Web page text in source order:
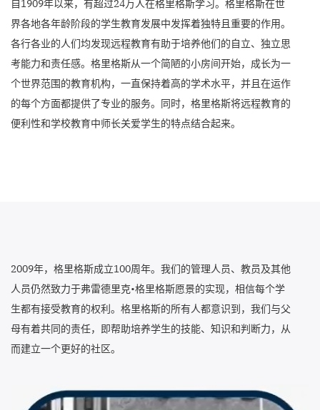
自1909年以来，有超过24万人在格里格斯学习。格里格斯在世
界各地各年龄阶段的学生教育发展中发挥着独特且重要的作用。
各行各业的人们均发现远程教育有助于培养他们的自立、独立思
考能力和责任感。格里格斯从一个简陋的小房间开始，成长为一
个世界范围的教育机构，一直保持着高的学术水平，并且在运作
的每个方面都提供了专业的服务。同时，格里格斯将远程教育的
便利性和学校教育中师长关爱学生的特点结合起来。
2009年，格里格斯成立100周年。我们的管理人员、教员及其他
人员仍然致力于弗雷德里克•格里格斯愿景的实现，相信每个学
生都有接受教育的权利。格里格斯的所有人都意识到，我们与父
母有着共同的责任，即帮助培养学生的技能、知识和判断力，从
而建立一个更好的社区。